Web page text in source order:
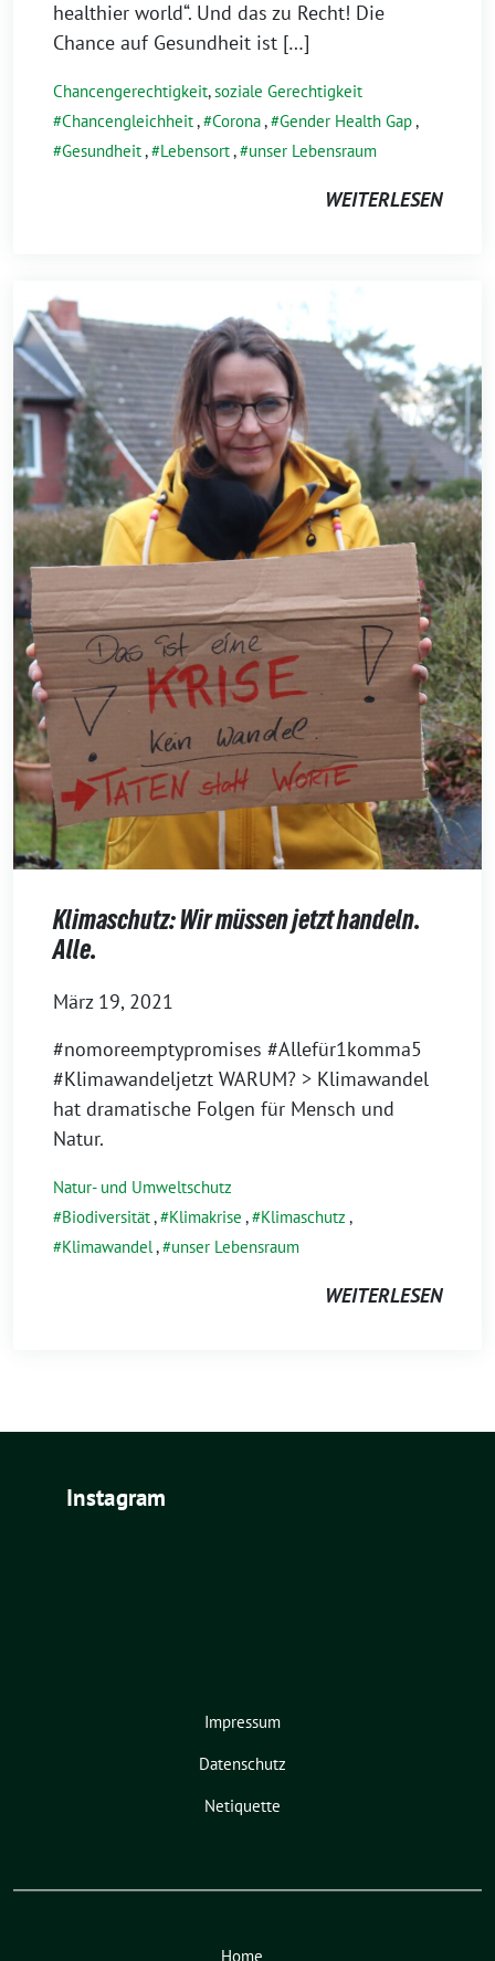
healthier world“. Und das zu Recht! Die
Chance auf Gesundheit ist […]
Chancengerechtigkeit,soziale Gerechtigkeit
Chancengleichheit, Corona, Gender Health Gap,
Gesundheit, Lebensort, unser Lebensraum
WEITERLESEN
Klimaschutz: Wir müssen jetzt handeln.
Alle.
März 19, 2021
#nomoreemptypromises #Allefür1komma5
#Klimawandeljetzt WARUM? > Klimawandel
hat dramatische Folgen für Mensch und
Natur.
Natur- und Umweltschutz
Biodiversität, Klimakrise , Klimaschutz ,
Klimawandel, unser Lebensraum
WEITERLESEN
Instagram
Impressum
Datenschutz
Netiquette
Home